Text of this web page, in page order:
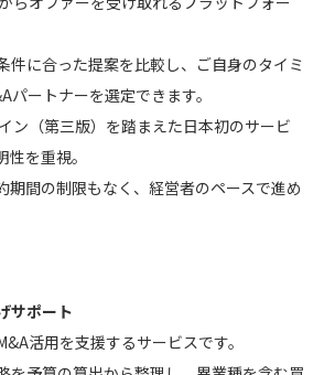
件に合った提案を比較し、ご自身のタイミ
パートナーを選定できます。
ン（第三版）を踏まえた日本初のサービ
を重視。
期間の制限もなく、経営者のペースで進め
サポート
活用を支援するサービスです。